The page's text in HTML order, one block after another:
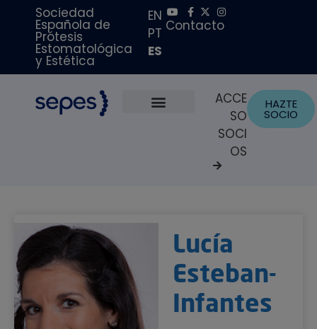
Sociedad
Española de
Prótesis
Estomatológica
y Estética
EN
PT
ES
Contacto
ACCE
SO
SOCI
OS
HAZTE
SOCIO
Lucía
Esteban-
Infantes